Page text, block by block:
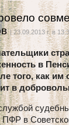
| 23.09.2013 г. в
в
того, как
в
в